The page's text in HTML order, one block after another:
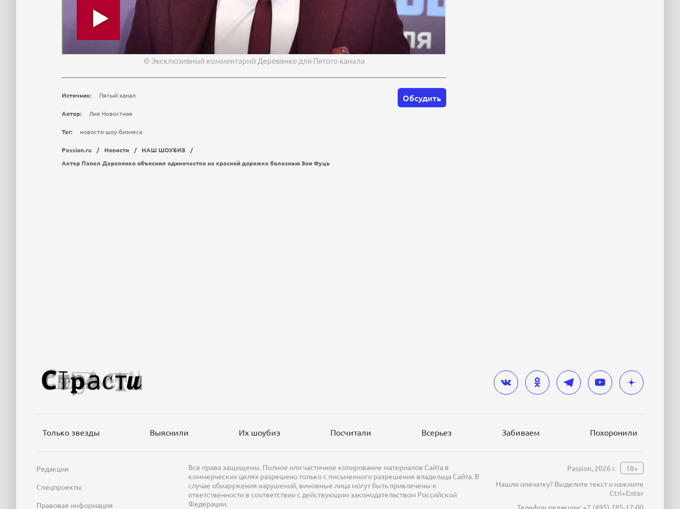
© Эксклюзивный комментарий Деревянко для Пятого канала
Обсудить
Источник: Пятый канал
Автор: Лия Новостная
Тег: новости шоу-бизнеса
Passion.ru / Новости / НАШ ШОУБИЗ
/
Актер Павел Деревянко объяснил одиночество на красной дорожке болезнью Зои Фуць
Только звезды Выяснили Их шоубиз Посчитали Всерьез Забиваем Похоронили
Редакция
Спецпроекты
Правовая информация
Passion, 2026 г.
18+
Нашли опечатку? Выделите текст и нажмите
Ctrl+Enter
Телефон редакции:+7 (495) 785-17-00
Все права защищены. Полное или частичное копирование материалов Сайта в
коммерческих целях разрешено только с письменного разрешения владельца Сайта. В
случае обнаружения нарушений, виновные лица могут быть привлечены к
ответственности в соответствии с действующим законодательством Российской
Федерации.